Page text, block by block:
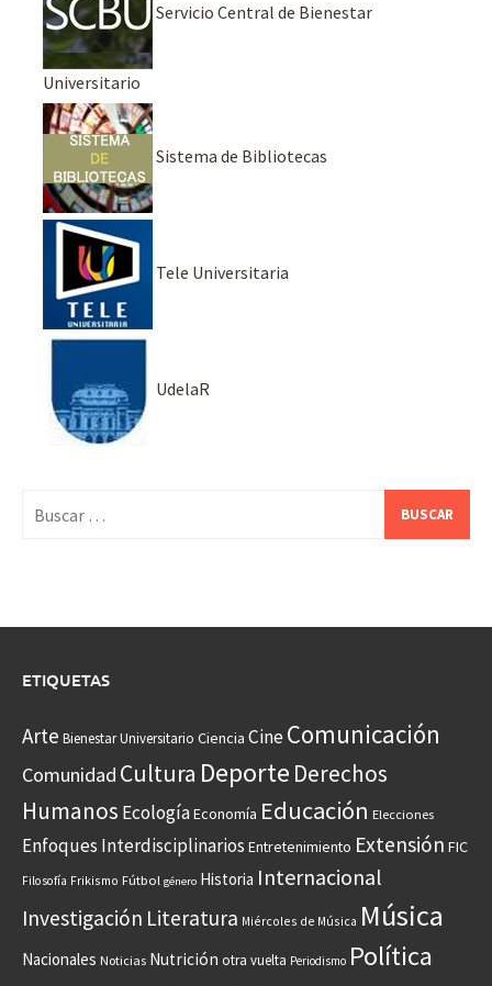
Servicio Central de Bienestar
Universitario
Sistema de Bibliotecas
Tele Universitaria
UdelaR
ETIQUETAS
Arte Bienestar Universitario Ciencia CineComunicación
Comunidad Cultura Deporte Derechos
Humanos EcologíaEconomía Educación Elecciones
Enfoques Interdisciplinarios Entretenimiento Extensión FIC
Filosofía Frikismo Fútbol género Historia Internacional
Investigación Literatura Miércoles de Música Música
Nacionales Noticias Nutrición otra vuelta Periodismo Política